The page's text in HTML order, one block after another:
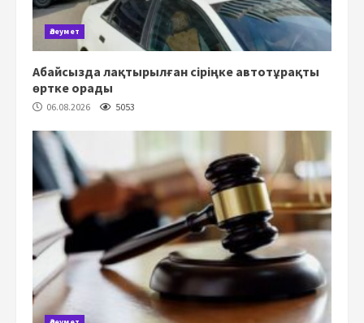
Әлеумет
Абайсызда лақтырылған сіріңке автотұрақты
өртке орады
06.08.2026 5053